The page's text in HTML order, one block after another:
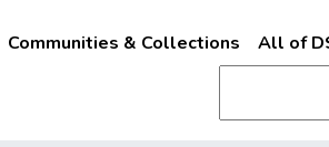
Communities & Collections All of